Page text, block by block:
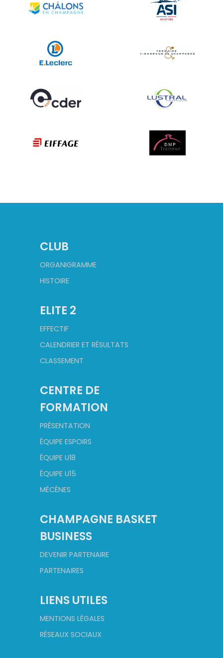
CLUB
ORGANIGRAMME
HISTOIRE
ELITE 2
EFFECTIF
CALENDRIER ET RÉSULTATS
CLASSEMENT
CENTRE DE
FORMATION
PRÉSENTATION
ÉQUIPE ESPOIRS
ÉQUIPE U18
ÉQUIPE U15
MÉCÈNES
CHAMPAGNE BASKET
BUSINESS
DEVENIR PARTENAIRE
PARTENAIRES
LIENS UTILES
MENTIONS LÉGALES
RÉSEAUX SOCIAUX